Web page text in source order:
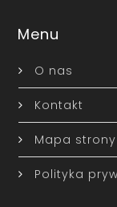
Menu
O nas
Kontakt
Mapa strony
Polityka